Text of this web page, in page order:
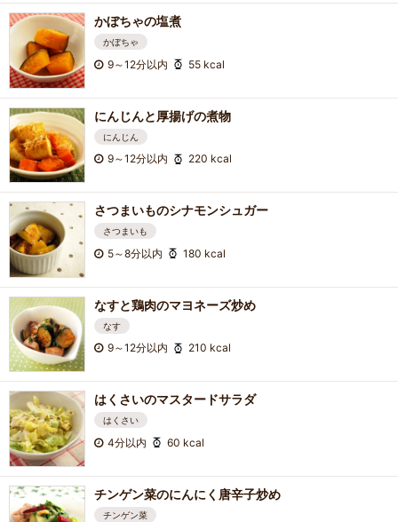
かぼちゃの塩煮
かぼちゃ
9～12分以内 55 kcal
にんじんと厚揚げの煮物
にんじん
9～12分以内 220 kcal
さつまいものシナモンシュガー
さつまいも
5～8分以内 180 kcal
なすと鶏肉のマヨネーズ炒め
なす
9～12分以内 210 kcal
はくさいのマスタードサラダ
はくさい
4分以内 60 kcal
チンゲン菜のにんにく唐辛子炒め
チンゲン菜